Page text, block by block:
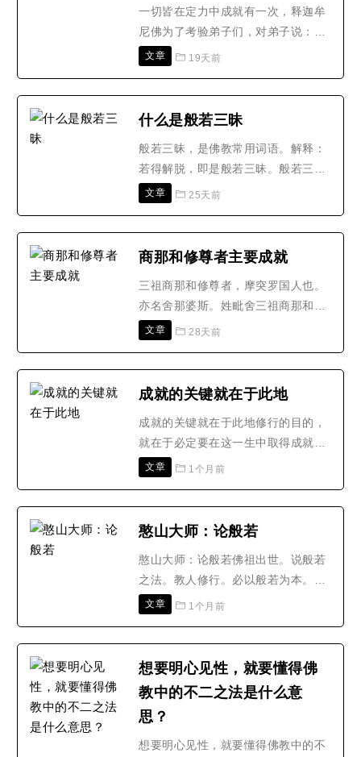
一切皆在定力中成就有一次，释迦牟
尼佛为了考验弟子们，对弟子说：我
现在要到天上去说法，你们有缘也跟
主表示，他要考弟子，请天主配合；
尼佛，和真正的那尊，齐肩并坐。当
佛的弟子们做完佛陀交待的..
文章 19天前
什么是般若三昧
般若三昧，是佛教常用词语。解释：
若得解脱，即是般若三昧。般若三
昧，即是无念。何名无念?知见一切
六识出六门，于六尘中，无染无杂，
昧。自在解脱，名无念行。若百物不
思，当令念绝，即是法缚，即名..
文章 25天前
商那和修尊者主要成就
三祖商那和修尊者，摩突罗国人也。
亦名舍那婆斯。姓毗舍三祖商那和修
尊者多，父林胜，母憍奢耶，在胎六
则此草生于净洁之地。和修生时，瑞
十五祖第三祖商那和修者(正宗记云。
梵语商诺迦此云自然服。..
文章 28天前
成就的关键就在于此地
成就的关键就在于此地修行的目的，
就在于必定要在这一生中取得成就，
了脱生死。否则，来生堕入六道随业
极。更为现实的是，人一生的时间和
成就，谈何容易?其实说易不易，说
难不难，要想一生成就，就必..
文章 1个月前
憨山大师：论般若
憨山大师：论般若佛祖出世。说般若
之法。教人修行。必以般若为本。般
若梵语。华言智慧。以此智慧。乃吾
不昧。故曰光明。本来广大包容。故
不动不变。故曰真如。又曰如如。本
来圆满无所不照。故曰圆觉。..
文章 1个月前
想要明心见性，就要懂得佛
教中的不二之法是什么意
思？
想要明心见性，就要懂得佛教中的不